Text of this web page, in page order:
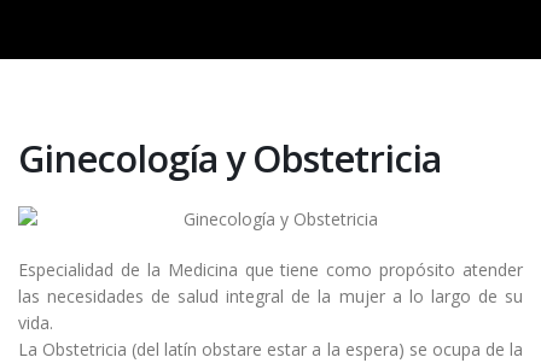
Ginecologí­a y Obstetricia
Especialidad de la Medicina que tiene como propósito atender
las necesidades de salud integral de la mujer a lo largo de su
vida.
La Obstetricia (del latí­n obstare estar a la espera) se ocupa de la